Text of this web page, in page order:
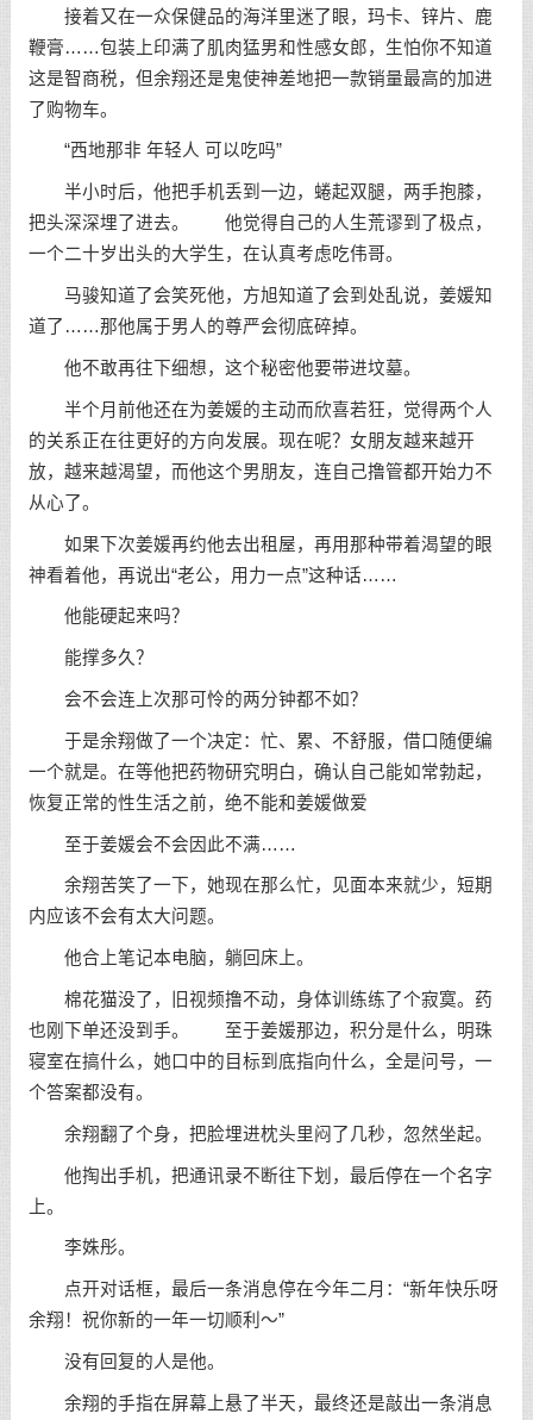
接着又在一众保健品的海洋里迷了眼，玛卡、锌片、鹿
鞭膏……包装上印满了肌肉猛男和性感女郎，生怕你不知道
这是智商税，但余翔还是鬼使神差地把一款销量最高的加进
了购物车。
“西地那非 年轻人 可以吃吗”
半小时后，他把手机丢到一边，蜷起双腿，两手抱膝，
把头深深埋了进去。 他觉得自己的人生荒谬到了极点，
一个二十岁出头的大学生，在认真考虑吃伟哥。
马骏知道了会笑死他，方旭知道了会到处乱说，姜媛知
道了……那他属于男人的尊严会彻底碎掉。
他不敢再往下细想，这个秘密他要带进坟墓。
半个月前他还在为姜媛的主动而欣喜若狂，觉得两个人
的关系正在往更好的方向发展。现在呢？女朋友越来越开
放，越来越渴望，而他这个男朋友，连自己撸管都开始力不
从心了。
如果下次姜媛再约他去出租屋，再用那种带着渴望的眼
神看着他，再说出“老公，用力一点”这种话……
他能硬起来吗？
能撑多久？
会不会连上次那可怜的两分钟都不如？
于是余翔做了一个决定：忙、累、不舒服，借口随便编
一个就是。在等他把药物研究明白，确认自己能如常勃起，
恢复正常的性生活之前，绝不能和姜媛做爱
至于姜媛会不会因此不满……
余翔苦笑了一下，她现在那么忙，见面本来就少，短期
内应该不会有太大问题。
他合上笔记本电脑，躺回床上。
棉花猫没了，旧视频撸不动，身体训练练了个寂寞。药
也刚下单还没到手。 至于姜媛那边，积分是什么，明珠
寝室在搞什么，她口中的目标到底指向什么，全是问号，一
个答案都没有。
余翔翻了个身，把脸埋进枕头里闷了几秒，忽然坐起。
他掏出手机，把通讯录不断往下划，最后停在一个名字
上。
李姝彤。
点开对话框，最后一条消息停在今年二月：“新年快乐呀
余翔！祝你新的一年一切顺利～”
没有回复的人是他。
余翔的手指在屏幕上悬了半天，最终还是敲出一条消息